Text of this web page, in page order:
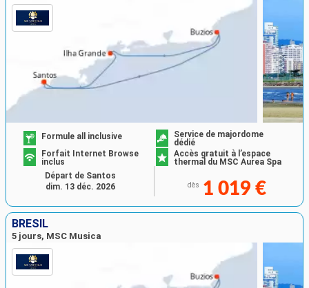
Formule all inclusive
Service de majordome
dédié
Forfait Internet Browse
inclus
Accès gratuit à l’espace
thermal du MSC Aurea Spa
dès 1 019 €
Départ de Santos
dim. 13 déc. 2026
BRÉSIL
5 jours, MSC Musica